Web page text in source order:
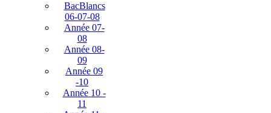
BacBlancs
06-07-08
Année 07-
08
Année 08-
09
Année 09
-10
Année 10 -
11